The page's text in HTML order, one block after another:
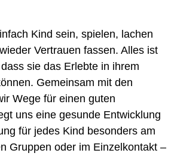
Kind sein, spielen, lachen
Vertrauen fassen. Alles ist
sie das Erlebte in ihrem
Gemeinsam mit den
Wege für einen guten
uns eine gesunde Entwicklung
für jedes Kind besonders am
Gruppen oder im Einzelkontakt –